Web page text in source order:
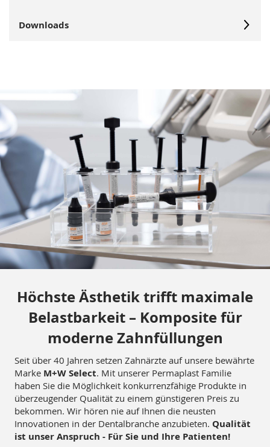
Downloads
Höchste Ästhetik trifft maximale
Belastbarkeit – Komposite für
moderne Zahnfüllungen
Seit über 40 Jahren setzen Zahnärzte auf unsere bewährte
Marke M+W Select. Mit unserer Permaplast Familie
haben Sie die Möglichkeit konkurrenzfähige Produkte in
überzeugender Qualität zu einem günstigeren Preis zu
bekommen. Wir hören nie auf Ihnen die neusten
Innovationen in der Dentalbranche anzubieten. Qualität
ist unser Anspruch - Für Sie und Ihre Patienten!